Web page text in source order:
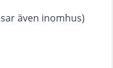
även inomhus)